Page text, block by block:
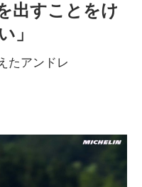
出すことをけ
」
たアンドレ